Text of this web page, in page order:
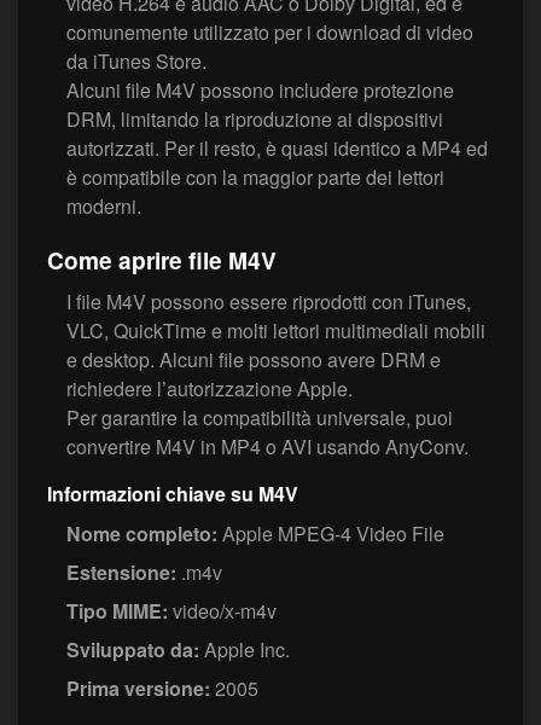
comunemente utilizzato per i download di video
da iTunes Store.
Alcuni file M4V possono includere protezione
DRM, limitando la riproduzione ai dispositivi
autorizzati. Per il resto, è quasi identico a MP4 ed
è compatibile con la maggior parte dei lettori
moderni.
Come aprire file M4V
I file M4V possono essere riprodotti con iTunes,
VLC, QuickTime e molti lettori multimediali mobili
e desktop. Alcuni file possono avere DRM e
richiedere l’autorizzazione Apple.
Per garantire la compatibilità universale, puoi
convertire M4V in MP4 o AVI usando AnyConv.
Informazioni chiave su M4V
Nome completo: Apple MPEG-4 Video File
Estensione: .m4v
Tipo MIME: video/x-m4v
Sviluppato da: Apple Inc.
Prima versione: 2005